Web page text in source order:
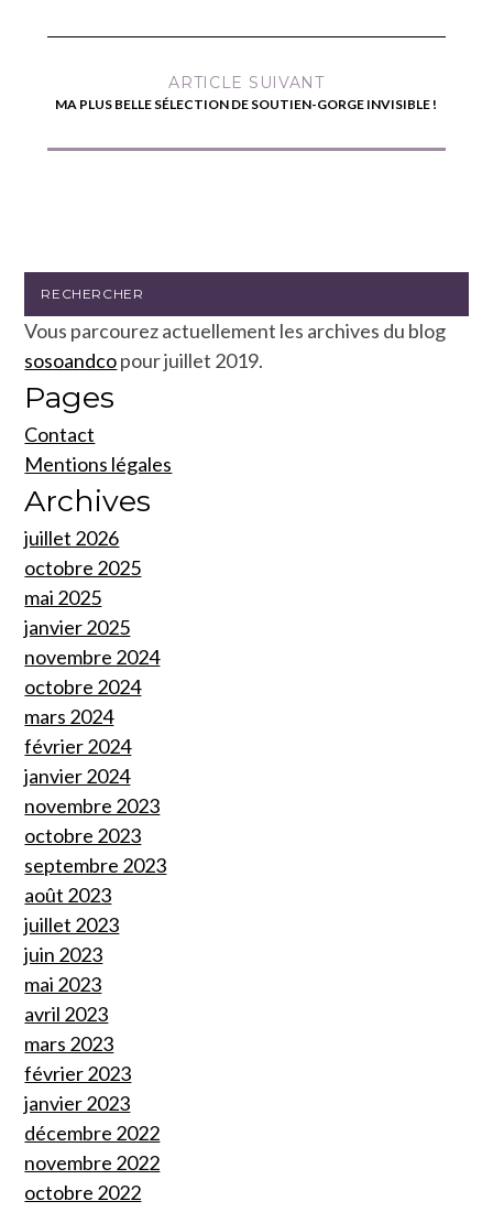
ARTICLE SUIVANT
MA PLUS BELLE SÉLECTION DE SOUTIEN-GORGE INVISIBLE !
Vous parcourez actuellement les archives du blog
sosoandcopour juillet 2019.
Pages
Contact
Mentions légales
Archives
juillet 2026
octobre 2025
mai 2025
janvier 2025
novembre 2024
octobre 2024
mars 2024
février 2024
janvier 2024
novembre 2023
octobre 2023
septembre 2023
août 2023
juillet 2023
juin 2023
mai 2023
avril 2023
mars 2023
février 2023
janvier 2023
décembre 2022
novembre 2022
octobre 2022